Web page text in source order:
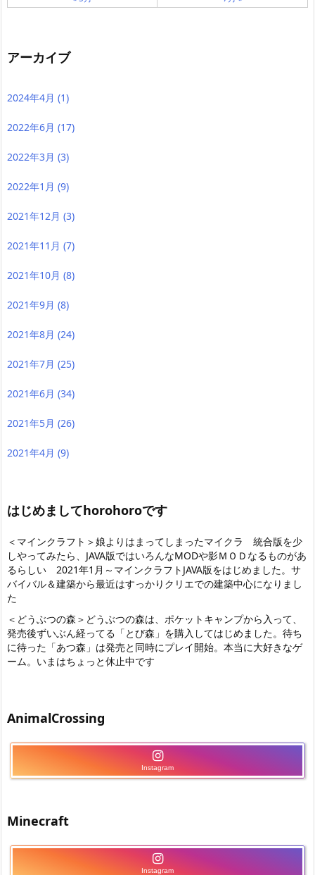
アーカイブ
2024年4月 (1)
2022年6月 (17)
2022年3月 (3)
2022年1月 (9)
2021年12月 (3)
2021年11月 (7)
2021年10月 (8)
2021年9月 (8)
2021年8月 (24)
2021年7月 (25)
2021年6月 (34)
2021年5月 (26)
2021年4月 (9)
はじめましてhorohoroです
＜マインクラフト＞娘よりはまってしまったマイクラ 統合版を少
しやってみたら、JAVA版ではいろんなMODや影ＭＯＤなるものがあ
るらしい 2021年1月～マインクラフトJAVA版をはじめました。サ
バイバル＆建築から最近はすっかりクリエでの建築中心になりまし
た
＜どうぶつの森＞どうぶつの森は、ポケットキャンプから入って、
発売後ずいぶん経ってる「とび森」を購入してはじめました。待ち
に待った「あつ森」は発売と同時にプレイ開始。本当に大好きなゲ
ーム。いまはちょっと休止中です
AnimalCrossing
Instagram
Minecraft
Instagram